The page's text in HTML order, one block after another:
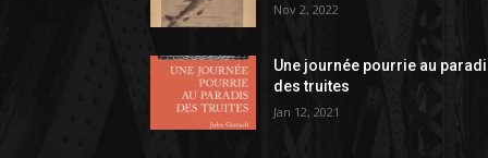
Nov 2, 2022
Une journée pourrie au
des truites
Jan 12, 2021